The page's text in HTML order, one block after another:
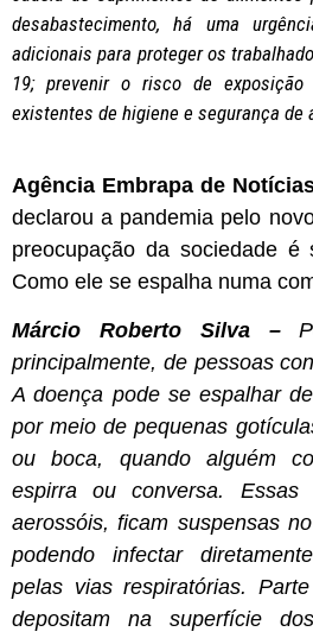
desabastecimento, há uma
adicionais para proteger os
19; prevenir o risco de
existentes de higiene e segurança de
Agência Embrapa de
declarou a pandemia pelo
preocupação da sociedade
Como ele se espalha numa
Márcio Roberto Silva –
principalmente, de pessoas
A doença pode se espalhar
por meio de pequenas
ou boca, quando alguém
espirra ou conversa. Essas
aerossóis, ficam suspensas
podendo infectar
pelas vias respiratórias.
depositam na superfície